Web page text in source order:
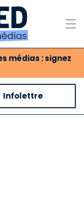
médias : signez
Infolettre